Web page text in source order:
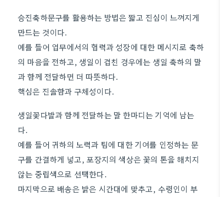
승진축하문구를 활용하는 방법은 짧고 진심이 느껴지게
만드는 것이다.
예를 들어 업무에서의 협력과 성장에 대한 메시지로 축하
의 마음을 전하고, 생일이 겹친 경우에는 생일 축하의 말
과 함께 전달하면 더 따뜻하다.
핵심은 진솔함과 구체성이다.
생일꽃다발과 함께 전달하는 말 한마디는 기억에 남는
다.
예를 들어 귀하의 노력과 팀에 대한 기여를 인정하는 문
구를 간결하게 넣고, 포장지의 색상은 꽃의 톤을 해치지
않는 중립색으로 선택한다.
마지막으로 배송은 밝은 시간대에 맞추고, 수령인이 부